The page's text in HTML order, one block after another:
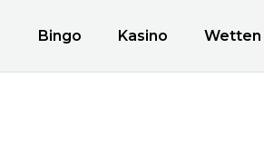
Bingo Kasino Wetten